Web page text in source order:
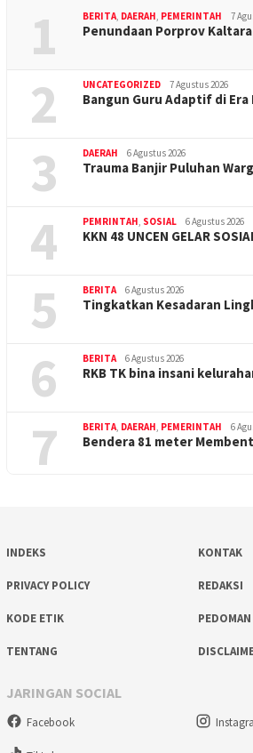
1 BERITA DAERAH PEMERINTAH 7
Penundaan Porprov
2 UNCATEGORIZED 7 Agustus 2026
Bangun Guru Adaptif di
3 DAERAH 6 Agustus 2026
Trauma Banjir Puluhan
4 PEMRINTAH SOSIAL 6 Agustus 2026
KKN 48 UNCEN GELAR
5 BERITA 6 Agustus 2026
Tingkatkan Kesadaran
6 BERITA 6 Agustus 2026
RKB TK bina insani
7 BERITA DAERAH PEMERINTAH 6
Bendera 81 meter
INDEKS KONTAK
PRIVACY POLICY REDAKSI
KODE ETIK
TENTANG
JARINGAN SOCIAL
Facebook